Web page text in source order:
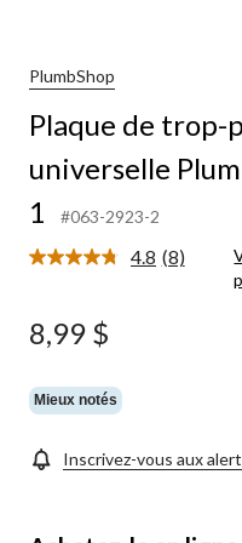
PlumbShop
Plaque de trop-
universelle
1
#063-2923-2
4.8 Lire
(8)
8,99 $
Mieux notés
Inscrivez-vous aux